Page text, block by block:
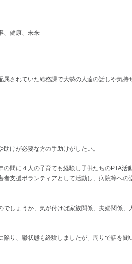
、健康、未来
されていた総務課で大勢の人達の話しや気持
けが必要な方の手助けがしたい。
間に４人の子育ても経験し子供たちのPTA活
支援ボランティアとして活動し、病院等への
でしょうか、気が付けば家族関係、夫婦関係、
り、鬱状態も経験しましたが、周りで話を聞